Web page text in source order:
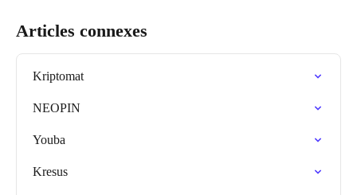
Articles connexes
Kriptomat
NEOPIN
Youba
Kresus